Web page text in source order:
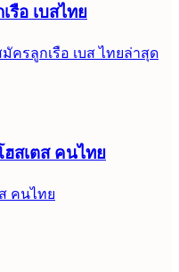
รือ เบสไทย
ครลูกเรือ เบส ไทยล่าสุด
สเตส คนไทย
คนไทย